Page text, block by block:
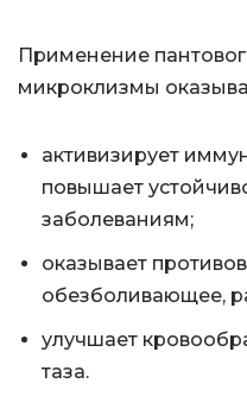
Применение
микроклизмы
активизирует
повышает
заболеваниям;
оказывает
обезболивающее,
улучшает
таза.